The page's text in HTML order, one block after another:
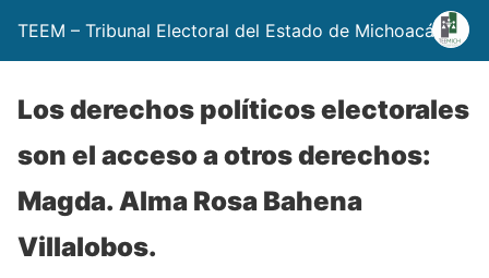
TEEM – Tribunal Electoral del Estado de Michoacán
Los derechos políticos electorales
son el acceso a otros derechos:
Magda. Alma Rosa Bahena
Villalobos.